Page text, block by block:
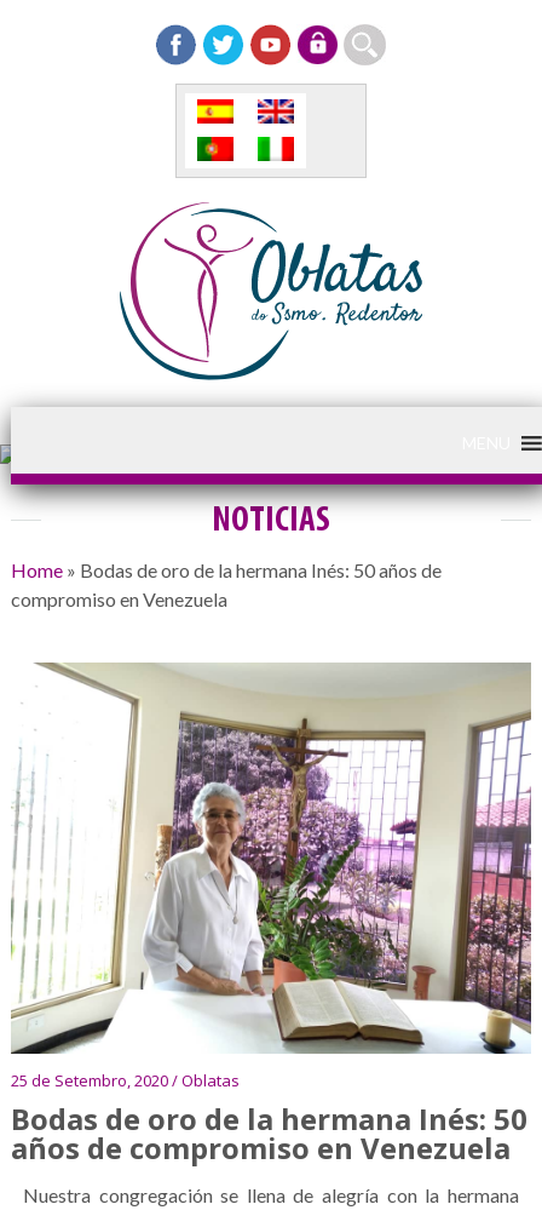
NOTICIAS
Home» Bodas de oro de la hermana Inés: 50 años de
compromiso en Venezuela
25 de Setembro, 2020 / Oblatas
Bodas de oro de la hermana Inés: 50
años de compromiso en Venezuela
Nuestra congregación se llena de alegría con la hermana